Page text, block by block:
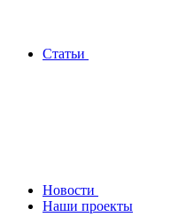
Статьи
Новости
Наши проекты